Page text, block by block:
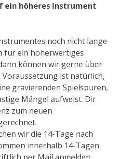
ein höheres Instrument
noch nicht lange
für ein hoherwertiges
können wir gerne über
Voraussetzung ist natürlich,
gravierenden Spielspuren,
Mängel aufweist. Dir
zum neuen
wir die 14-Tage nach
innerhalb 14-Tagen